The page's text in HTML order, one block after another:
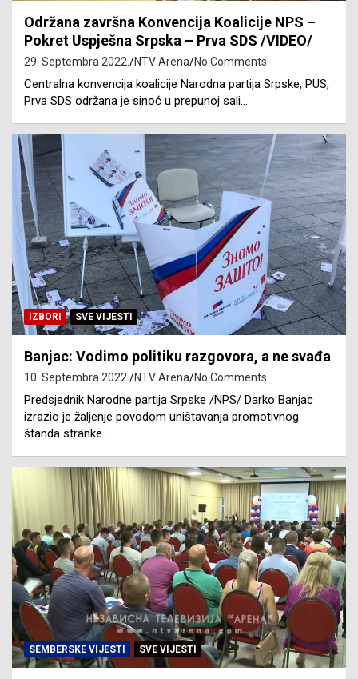
Održana završna Konvencija Koalicije NPS –
Pokret Uspješna Srpska – Prva SDS /VIDEO/
29. Septembra 2022. NTV Arena No Comments
Centralna konvencija koalicije Narodna partija Srpske, PUS,
Prva SDS održana je sinoć u prepunoj sali…
IZBORI SVE VIJESTI
Banjac: Vodimo politiku razgovora, a ne svađa
10. Septembra 2022. NTV Arena No Comments
Predsjednik Narodne partija Srpske /NPS/ Darko Banjac
izrazio je žaljenje povodom uništavanja promotivnog
štanda stranke…
SEMBERSKE VIJESTI SVE VIJESTI